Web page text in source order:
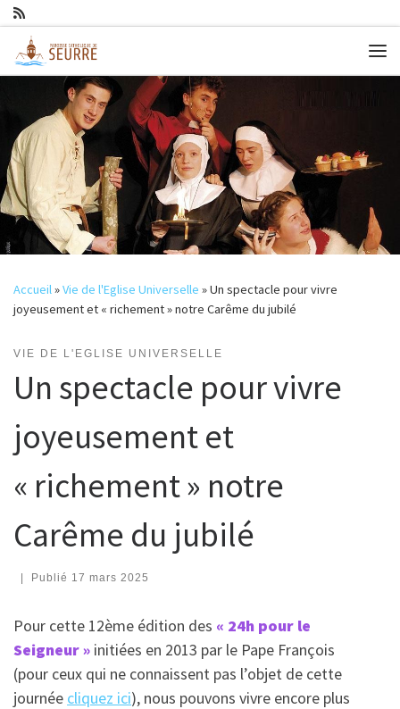
Passer au contenu
Accueil»Vie de l'Eglise Universelle »Un spectacle pour vivre
joyeusement et « richement » notre Carême du jubilé
VIE DE L'EGLISE UNIVERSELLE
Un spectacle pour vivre
joyeusement et
« richement » notre
Carême du jubilé
| Publié 17 mars 2025
Pour cette 12ème édition des « 24h pour le
Seigneur » initiées en 2013 par le Pape François
(pour ceux qui ne connaissent pas l’objet de cette
journée cliquez ici), nous pouvons vivre encore plus